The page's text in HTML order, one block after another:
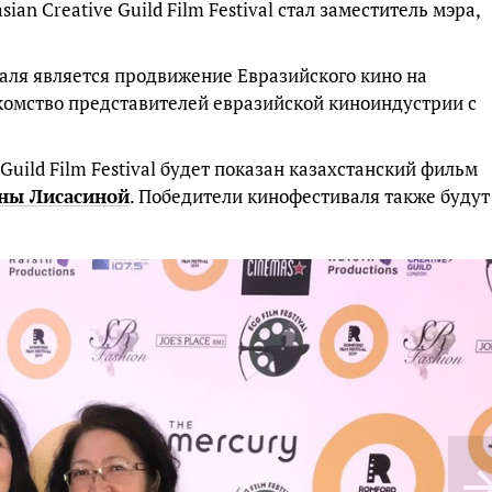
Creative Guild Film Festival стал заместитель мэра,
является продвижение Евразийского кино на
представителей евразийской киноиндустрии с
Film Festival будет показан казахстанский фильм
Лисасиной. Победители кинофестиваля также будут